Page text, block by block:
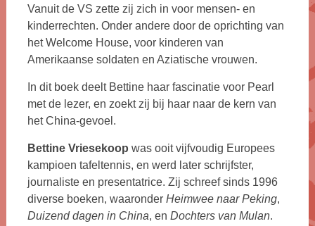
Vanuit de VS zette zij zich in voor mensen- en
kinderrechten. Onder andere door de oprichting van
het Welcome House, voor kinderen van
Amerikaanse soldaten en Aziatische vrouwen.
In dit boek deelt Bettine haar fascinatie voor Pearl
met de lezer, en zoekt zij bij haar naar de kern van
het China-gevoel.
Bettine Vriesekoop was ooit vijfvoudig Europees
kampioen tafeltennis, en werd later schrijfster,
journaliste en presentatrice. Zij schreef sinds 1996
diverse boeken, waaronder Heimwee naar Peking,
Duizend dagen in China, en Dochters van Mulan.